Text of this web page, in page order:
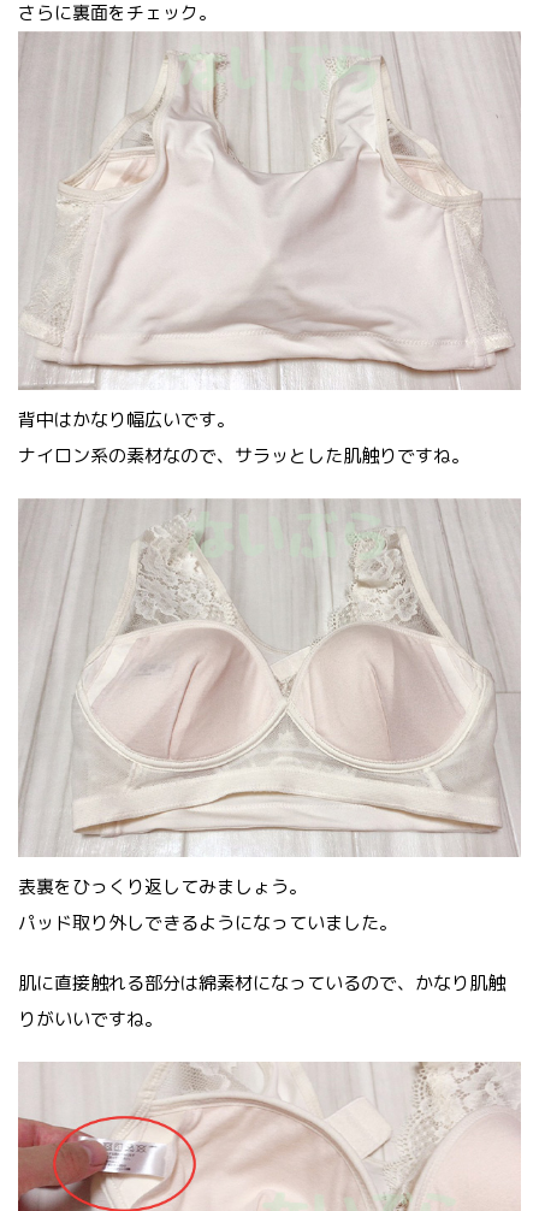
さらに裏面をチェック。
背中はかなり幅広いです。
ナイロン系の素材なので、サラッとした肌触りですね。
表裏をひっくり返してみましょう。
パッド取り外しできるようになっていました。
肌に直接触れる部分は綿素材になっているので、かなり肌触
りがいいですね。